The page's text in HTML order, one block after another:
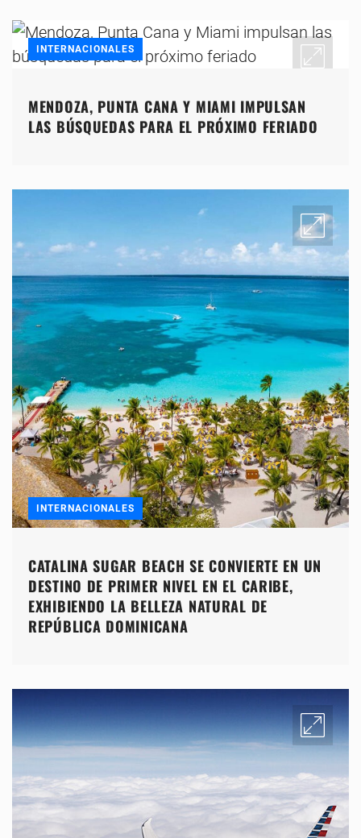
INTERNACIONALES
MENDOZA, PUNTA CANA Y MIAMI IMPULSAN
LAS BÚSQUEDAS PARA EL PRÓXIMO FERIADO
INTERNACIONALES
CATALINA SUGAR BEACH SE CONVIERTE EN UN
DESTINO DE PRIMER NIVEL EN EL CARIBE,
EXHIBIENDO LA BELLEZA NATURAL DE
REPÚBLICA DOMINICANA